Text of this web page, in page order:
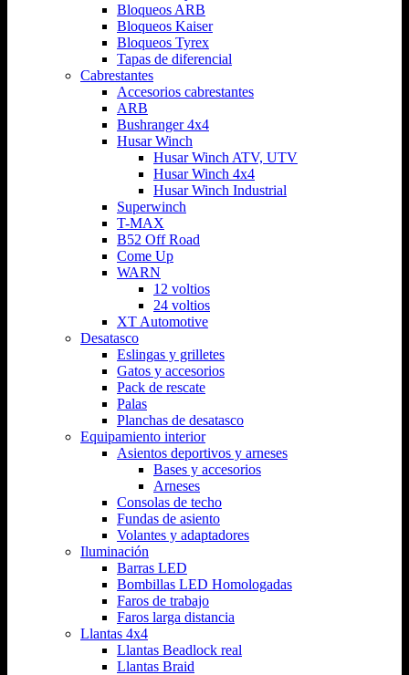
Bloqueos ARB
Bloqueos Kaiser
Bloqueos Tyrex
Tapas de diferencial
Cabrestantes
Accesorios cabrestantes
ARB
Bushranger 4x4
Husar Winch
Husar Winch ATV, UTV
Husar Winch 4x4
Husar Winch Industrial
Superwinch
T-MAX
B52 Off Road
Come Up
WARN
12 voltios
24 voltios
XT Automotive
Desatasco
Eslingas y grilletes
Gatos y accesorios
Pack de rescate
Palas
Planchas de desatasco
Equipamiento interior
Asientos deportivos y arneses
Bases y accesorios
Arneses
Consolas de techo
Fundas de asiento
Volantes y adaptadores
Iluminación
Barras LED
Bombillas LED Homologadas
Faros de trabajo
Faros larga distancia
Llantas 4x4
Llantas Beadlock real
Llantas Braid